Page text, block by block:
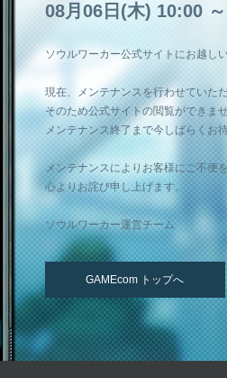
08月06日(木) 10:00
ソウルワーカー公式サイトにお越し
現在、メンテナンスを行わせていた
そのため公式サイトの閲覧ができませ
メンテナンス終了まで今しばらくお
メンテナンスによりお客様にご不便
心よりお詫び申し上げます。
ソウルワーカー運営チーム
GAMEcom トップへ